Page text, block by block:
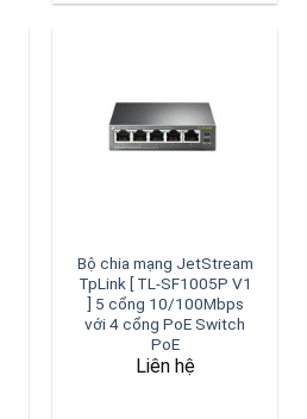
Bộ chia mạng JetStream
TpLink [ TL-SF1005P V1
] 5 cổng 10/100Mbps
với 4 cổng PoE Switch
PoE
Liên hệ